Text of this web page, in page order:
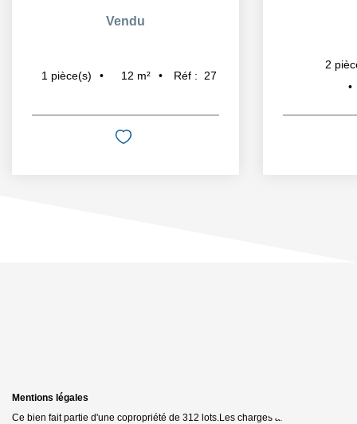
Vendu
1 pièce(s) 12 m² Réf : 27
2
Mentions légales
Ce bien fait partie d'une copropriété de 312 lots.Les charges annuelles sont